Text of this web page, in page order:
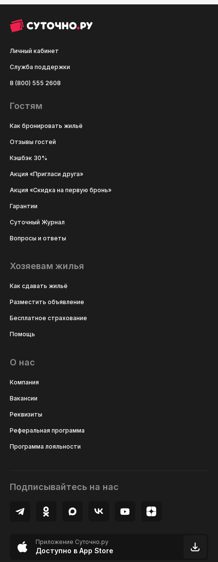
Личный кабинет
Служба поддержки
8 (800) 555 2608
Гостям
Как бронировать жильё
Отзывы гостей
Кэшбэк 30%
Акция «Пригласи друга»
Акция «Скидка на первую бронь»
Гарантии
Суточный Журнал
Вопросы и ответы
Хозяевам жилья
Как сдавать жильё
Разместить объявление
Бесплатное страхование
Помощь
О нас
Компания
Вакансии
Реквизиты
Реферальная программа
Программа лояльности
Подписывайтесь на нас
Приложение Суточно.ру
Доступно в App Store